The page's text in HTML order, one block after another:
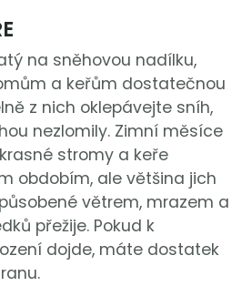
na sněhovou nadílku,
a keřům dostatečnou
z nich oklepávejte sníh,
nezlomily. Zimní měsíce
stromy a keře
obdobím, ale většina jich
větrem, mrazem a
přežije. Pokud k
dojde, máte dostatek